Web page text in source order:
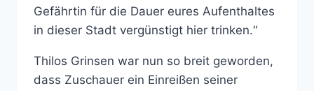
Gefährtin für die Dauer eures Aufenthaltes
in dieser Stadt vergünstigt hier trinken.“
Thilos Grinsen war nun so breit geworden,
dass Zuschauer ein Einreißen seiner